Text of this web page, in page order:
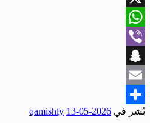
X
WhatsApp
Viber
Snapchat
Email
Share
نُشر في 2026-05-13
qamishly